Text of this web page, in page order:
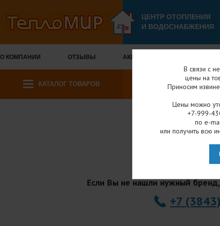
ЦЕНТР ОТОПЛЕНИЯ
И ВОДОСНАБЖЕНИЯ
О КОМПАНИИ ОТЗЫВЫ АКЦИИ И СКИДКИ
КАТАЛОГ ТОВАРОВ
Если Вы не нашли нужный
+7
В связи с
цены на
Приносим
Цены можно
+7-999-
по e-
или получить всю